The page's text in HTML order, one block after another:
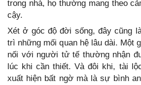
trong nhà, họ thường mang theo
cậy.
Xét ở góc độ đời sống, đây cũng
trì những mối quan hệ lâu dài. Một
nối với người tử tế thường nhận
lúc khi cần thiết. Và đôi khi, tài
xuất hiện bất ngờ mà là sự bình